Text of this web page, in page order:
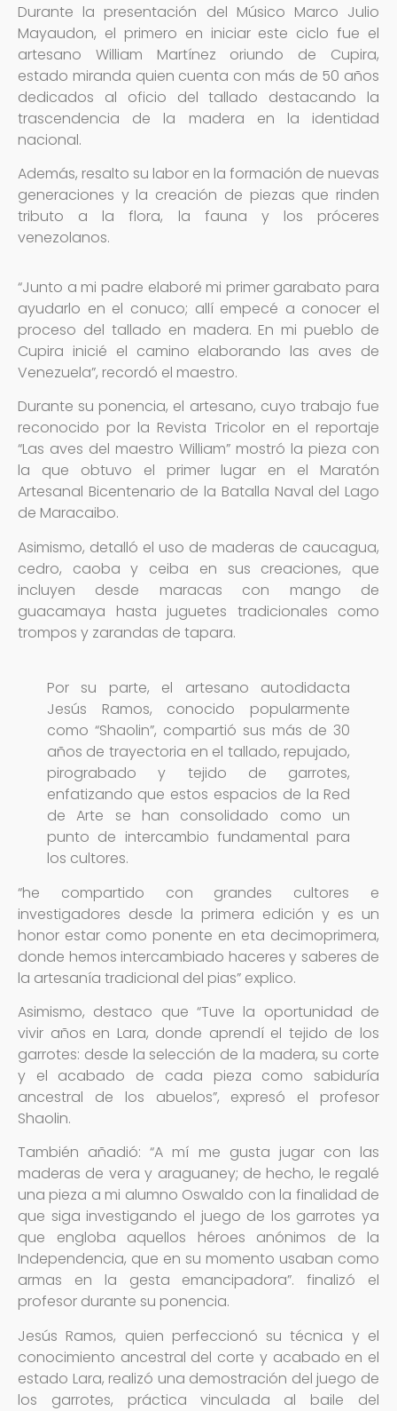
Durante la presentación del Músico Marco Julio
Mayaudon, el primero en iniciar este ciclo fue el
artesano William Martínez oriundo de Cupira,
estado miranda quien cuenta con más de 50 años
dedicados al oficio del tallado destacando la
trascendencia de la madera en la identidad
nacional.
Además, resalto su labor en la formación de nuevas
generaciones y la creación de piezas que rinden
tributo a la flora, la fauna y los próceres
venezolanos.
“Junto a mi padre elaboré mi primer garabato para
ayudarlo en el conuco; allí empecé a conocer el
proceso del tallado en madera. En mi pueblo de
Cupira inicié el camino elaborando las aves de
Venezuela”, recordó el maestro.
Durante su ponencia, el artesano, cuyo trabajo fue
reconocido por la Revista Tricolor en el reportaje
“Las aves del maestro William” mostró la pieza con
la que obtuvo el primer lugar en el Maratón
Artesanal Bicentenario de la Batalla Naval del Lago
de Maracaibo.
Asimismo, detalló el uso de maderas de caucagua,
cedro, caoba y ceiba en sus creaciones, que
incluyen desde maracas con mango de
guacamaya hasta juguetes tradicionales como
trompos y zarandas de tapara.
Por su parte, el artesano autodidacta
Jesús Ramos, conocido popularmente
como “Shaolin”, compartió sus más de 30
años de trayectoria en el tallado, repujado,
pirograbado y tejido de garrotes,
enfatizando que estos espacios de la Red
de Arte se han consolidado como un
punto de intercambio fundamental para
los cultores.
“he compartido con grandes cultores e
investigadores desde la primera edición y es un
honor estar como ponente en eta decimoprimera,
donde hemos intercambiado haceres y saberes de
la artesanía tradicional del pias” explico.
Asimismo, destaco que “Tuve la oportunidad de
vivir años en Lara, donde aprendí el tejido de los
garrotes: desde la selección de la madera, su corte
y el acabado de cada pieza como sabiduría
ancestral de los abuelos”, expresó el profesor
Shaolin.
También añadió: “A mí me gusta jugar con las
maderas de vera y araguaney; de hecho, le regalé
una pieza a mi alumno Oswaldo con la finalidad de
que siga investigando el juego de los garrotes ya
que engloba aquellos héroes anónimos de la
Independencia, que en su momento usaban como
armas en la gesta emancipadora”. finalizó el
profesor durante su ponencia.
Jesús Ramos, quien perfeccionó su técnica y el
conocimiento ancestral del corte y acabado en el
estado Lara, realizó una demostración del juego de
los garrotes, práctica vinculada al baile del